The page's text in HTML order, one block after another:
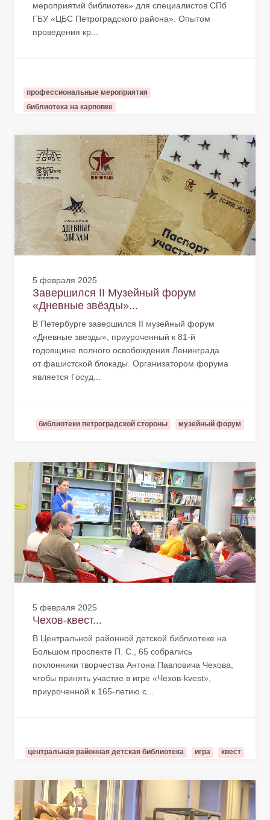
мероприятий библиотек» для специалистов СПб
ГБУ «ЦБС Петроградского района». Опытом
проведения кр...
профессиональные мероприятия
библиотека на карповке
5 февраля 2025
Завершился II Музейный форум
«Дневные звёзды»...
В Петербурге завершился II музейный форум
«Дневные звезды», приуроченный к 81-й
годовщине полного освобождения Ленинграда
от фашистской блокады. Организатором форума
является Госуд...
библиотеки петроградской стороны музейный форум
5 февраля 2025
Чехов-квест...
В Центральной районной детской библиотеке на
Большом проспекте П. С., 65 собрались
поклонники творчества Антона Павловича Чехова,
чтобы принять участие в игре «Чехов-kvest»,
приуроченной к 165-летию с...
центральная районная детская библиотека игра квест